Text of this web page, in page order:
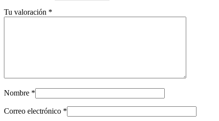
Tu valoración *
Nombre *
Correo electrónico *